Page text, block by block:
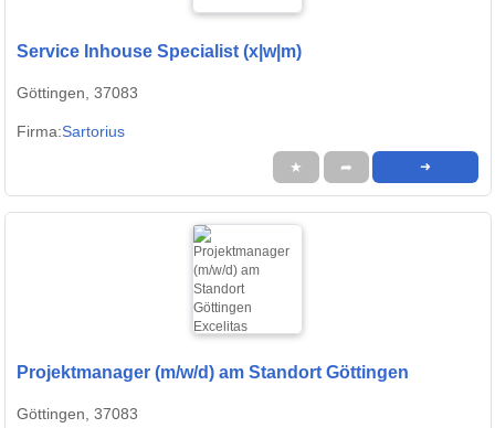
Service Inhouse Specialist (x|w|m)
Göttingen, 37083
Firma:Sartorius
★ ➦ ➜
Projektmanager (m/w/d) am Standort Göttingen
Göttingen, 37083